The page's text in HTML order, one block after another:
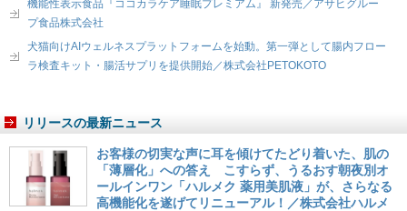
機能性表示食品『ココカラケア睡眠プレミアム』 新発売／アサヒグルー
プ食品株式会社
犬猫向けAIウェルネスプラットフォームを始動。第一弾として腸内フロー
ラ検査キット・腸活サプリを提供開始／株式会社PETOKOTO
リリースの最新ニュース
お客様の切実な声に耳を傾けてたどり着いた、肌の
「薄層化」への答え こすらず、うるおす朝夜別オ
ールインワン「ハルメク 薬用美肌液」が、さらなる
高機能化を遂げてリニューアル！／株式会社ハルメ